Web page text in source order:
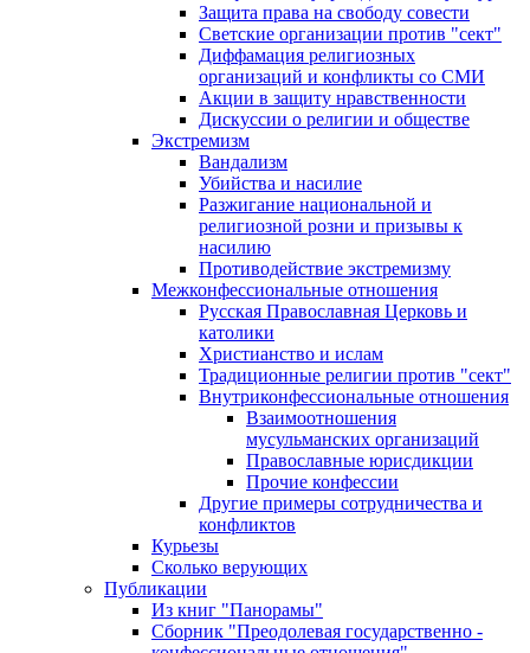
Защита права на свободу совести
Светские организации против "сект"
Диффамация религиозных
организаций и конфликты со СМИ
Акции в защиту нравственности
Дискуссии о религии и обществе
Экстремизм
Вандализм
Убийства и насилие
Разжигание национальной и
религиозной розни и призывы к
насилию
Противодействие экстремизму
Межконфессиональные отношения
Русская Православная Церковь и
католики
Христианство и ислам
Традиционные религии против "сект"
Внутриконфессиональные отношения
Взаимоотношения
мусульманских организаций
Православные юрисдикции
Прочие конфессии
Другие примеры сотрудничества и
конфликтов
Курьезы
Сколько верующих
Публикации
Из книг "Панорамы"
Сборник "Преодолевая государственно -